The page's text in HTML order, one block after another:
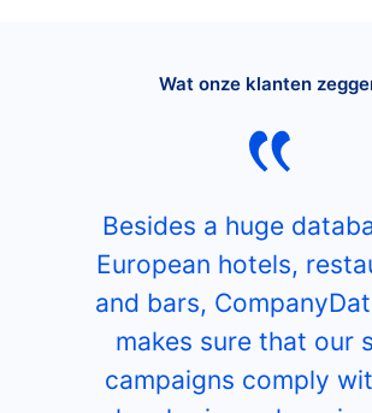
Wat onze klanten
Besides a huge
European hotels,
and bars,
makes sure that our
campaigns comply